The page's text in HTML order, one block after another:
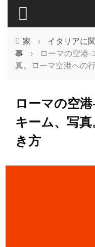
家 › イタリアに
事
›
ローマの空港-
真。ローマ空港への
ローマの空
キーム、写
き方